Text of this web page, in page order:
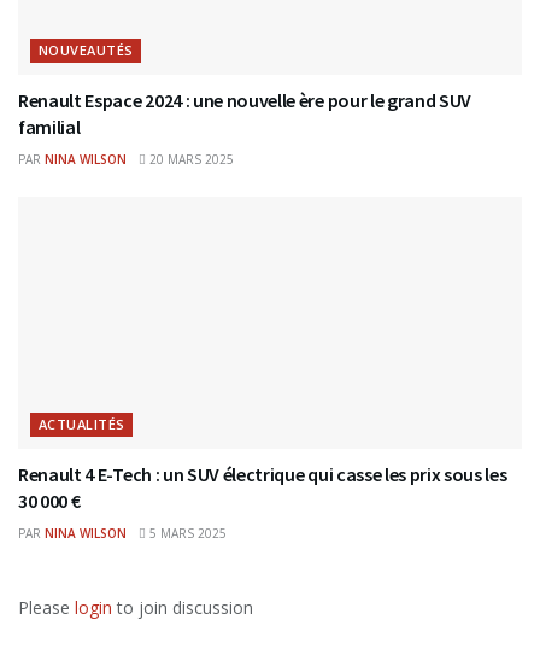
NOUVEAUTÉS
Renault Espace 2024 : une nouvelle ère pour le grand SUV
familial
PAR NINA WILSON 20 MARS 2025
ACTUALITÉS
Renault 4 E-Tech : un SUV électrique qui casse les prix sous les
30 000 €
PAR NINA WILSON 5 MARS 2025
Please login to join discussion